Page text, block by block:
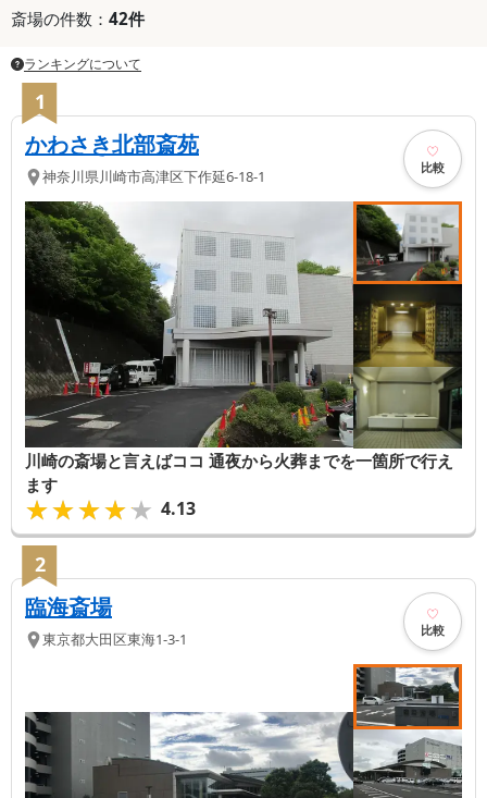
斎場の件数： 42件
ランキングについて
1
かわさき北部斎苑
神奈川県川崎市高津区下作延6-18-1 比較
川崎の斎場と言えばココ 通夜から火葬までを一箇所で行え
ます
★★★★★
★★★★★ 4.13
2
臨海斎場
東京都大田区東海1-3-1 比較